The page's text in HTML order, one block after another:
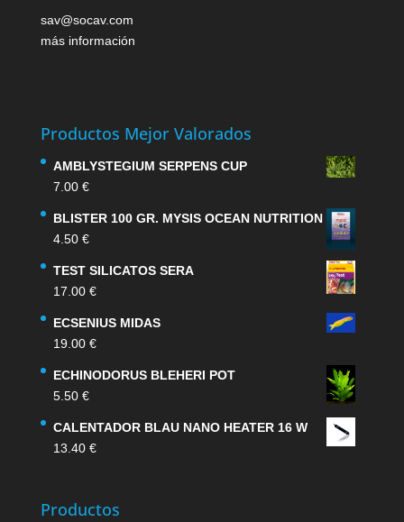
sav@socav.com
más información
Productos Mejor Valorados
AMBLYSTEGIUM SERPENS CUP
7.00 €
BLISTER 100 GR. MYSIS OCEAN NUTRITION
4.50 €
TEST SILICATOS SERA
17.00 €
ECSENIUS MIDAS
19.00 €
ECHINODORUS BLEHERI POT
5.50 €
CALENTADOR BLAU NANO HEATER 16 W
13.40 €
Productos